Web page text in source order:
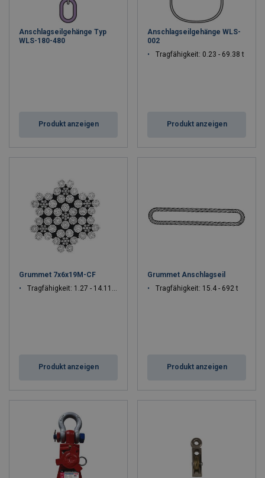
Anschlagseilgehänge Typ
WLS-180-480
Produkt anzeigen
Anschlagseilgehänge WLS-
002
Tragfähigkeit: 0.23 - 69.38 t
Produkt anzeigen
Grummet 7x6x19M-CF
Tragfähigkeit: 1.27 - 14.113 t
Produkt anzeigen
Grummet Anschlagseil
Tragfähigkeit: 15.4 - 692 t
Produkt anzeigen